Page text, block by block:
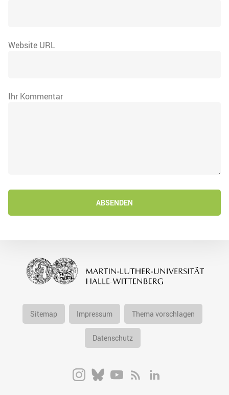
Website URL
Ihr Kommentar
ABSENDEN
Sitemap Impressum Thema vorschlagen
Datenschutz